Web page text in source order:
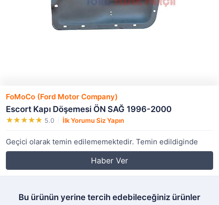
FoMoCo (Ford Motor Company)
Escort Kapı Döşemesi ÖN SAĞ 1996-2000
5.0 İlk Yorumu Siz Yapın
Geçici olarak temin edilememektedir. Temin edildiginde
Haber Ver
Bu ürünün yerine tercih edebileceğiniz ürünler